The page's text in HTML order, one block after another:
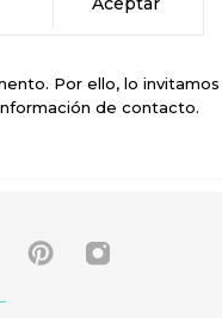
Por ello, lo invitamos
de contacto.